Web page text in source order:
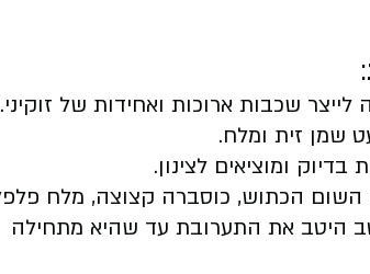
:
שכבות ארוכות ואחידות של זוקיני.
שמן זית ומלח.
היטב את התערובת עד שהיא מתחילה